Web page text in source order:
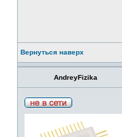
Вернуться наверх
AndreyFizika